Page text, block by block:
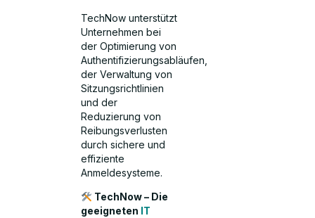
TechNow unterstützt
Unternehmen bei
der Optimierung von
Authentifizierungsabläufen,
der Verwaltung von
Sitzungsrichtlinien
und der
Reduzierung von
Reibungsverlusten
durch sichere und
effiziente
Anmeldesysteme.
TechNow – Die
geeigneten IT